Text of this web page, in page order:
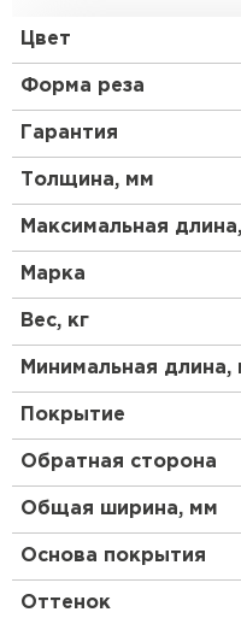
профиль чем у
материал для
Цвет
Форма реза
Гарантия
Толщина, мм
Максимальная
Марка
Вес, кг
Минимальная длина,
Покрытие
Обратная сторона
Общая ширина, мм
Основа покрытия
Оттенок